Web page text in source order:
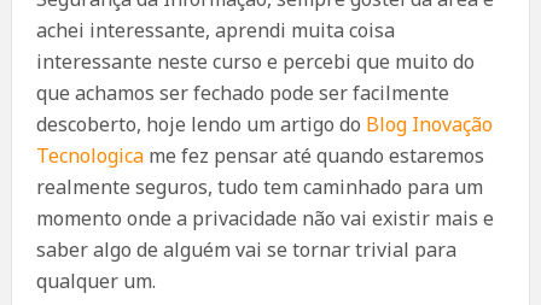
achei interessante, aprendi muita coisa
interessante neste curso e percebi que muito do
que achamos ser fechado pode ser facilmente
descoberto, hoje lendo um artigo do Blog Inovação
Tecnologicame fez pensar até quando estaremos
realmente seguros, tudo tem caminhado para um
momento onde a privacidade não vai existir mais e
saber algo de alguém vai se tornar trivial para
qualquer um.